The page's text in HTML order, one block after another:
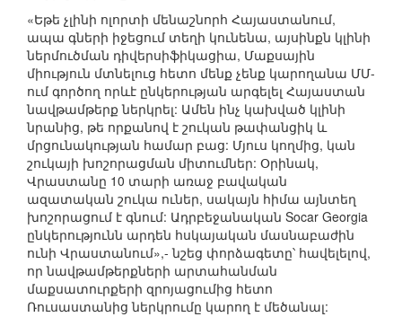
«Եթե չլինի ոլորտի մենաշնորհ Հայաստանում,
ապա գների իջեցում տեղի կունենա, այսինքն կլինի
ներմուծման դիվերսիֆիկացիա, Մաքսային
միություն մտնելուց հետո մենք չենք կարողանա ՄՄ-
ում գործող որևէ ընկերության արգելել Հայաստան
նավթամթերք ներկրել: Ամեն ինչ կախված կլինի
նրանից, թե որքանով է շուկան թափանցիկ և
մրցունակության համար բաց: Մյուս կողմից, կան
շուկայի խոշորացման միտումներ: Օրինակ,
Վրաստանը 10 տարի առաջ բավական
ազատական շուկա ուներ, սակայն հիմա այնտեղ
խոշորացում է գնում: Ադրբեջանական Socar Georgia
ընկերությունն արդեն հսկայական մասնաբաժին
ունի Վրաստանում»,- նշեց փորձագետը՝ հավելելով,
որ նավթամթերքների արտահանման
մաքսատուրքերի զրոյացումից հետո
Ռուսաստանից ներկրումը կարող է մեծանալ: